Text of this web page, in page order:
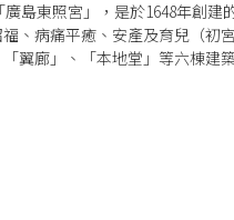
島東照宮」，是於1648年創
、病痛平癒、安產及育兒（初
翼廊」、「本地堂」等六棟建